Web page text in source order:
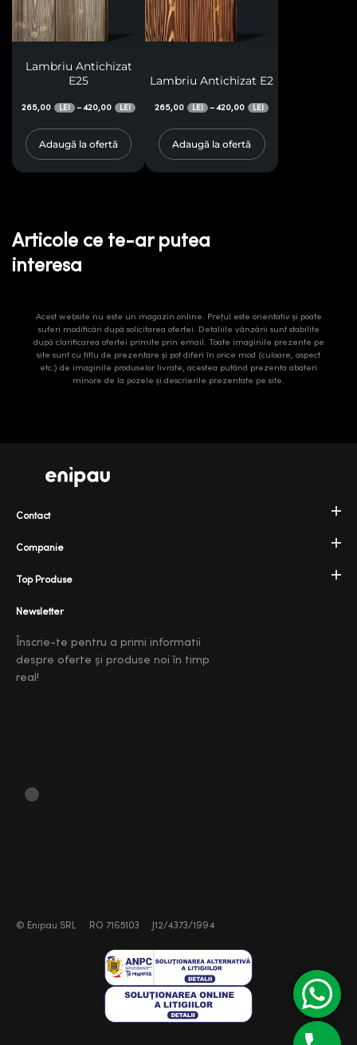
Lambriu Antichizat
E25
265,00 LEI –420,00 LEI
Adaugă la ofertă
Lambriu Antichizat E2
265,00 LEI –420,00 LEI
Adaugă la ofertă
Articole ce te-ar putea
interesa
Acest website nu este un magazin online. Prețul este orientativ și poate
suferi modificări după solicitarea ofertei. Detaliile vânzării sunt stabilite
după clarificarea ofertei primite prin email. Toate imaginile prezente pe
site sunt cu titlu de prezentare și pot diferi în orice mod (culoare, aspect
etc.) de imaginile produselor livrate, acestea putând prezenta abateri
minore de la pozele și descrierile prezentate pe site.
Companie
Top Produse
Contact
Newsletter
Înscrie-te pentru a primi informatii
despre oferte și produse noi în timp
real!
© Enipau SRL RO 7165103 J12/4373/1994